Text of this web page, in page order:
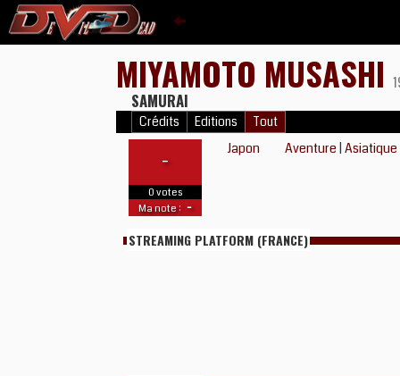
MIYAMOTO MUSASHI
SAMURAI
Crédits Editions Tout
-
0 votes
Ma note : -
Japon Aventure |Asiatique
STREAMING PLATFORM (FRANCE)